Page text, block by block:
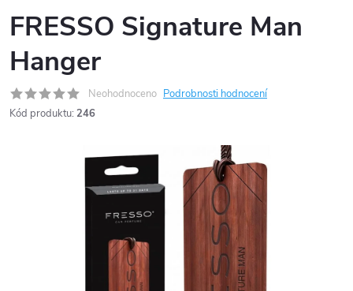
FRESSO Signature Man
Hanger
Neohodnoceno Podrobnosti hodnocení
Kód produktu: 246